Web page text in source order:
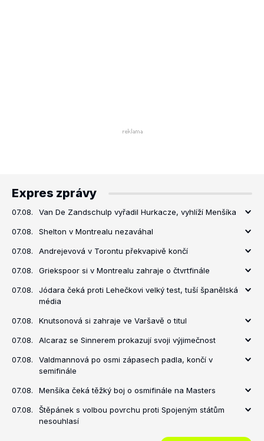
Expres zprávy
07.08. Van De Zandschulp vyřadil Hurkacze, vyhlíží Menšíka
07.08. Shelton v Montrealu nezaváhal
07.08. Andrejevová v Torontu překvapivě končí
07.08. Griekspoor si v Montrealu zahraje o čtvrtfinále
07.08.
Jódara čeká proti Lehečkovi velký test, tuší španělská
média
07.08. Knutsonová si zahraje ve Varšavě o titul
07.08. Alcaraz se Sinnerem prokazují svoji výjimečnost
07.08.
Valdmannová po osmi zápasech padla, končí v
semifinále
07.08. Menšíka čeká těžký boj o osmifinále na Masters
07.08.
Štěpánek s volbou povrchu proti Spojeným státům
nesouhlasí